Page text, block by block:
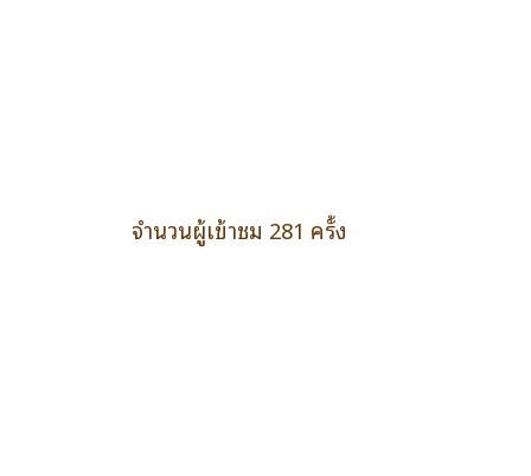
จำนวนผู้เข้าชม 281 ครั้ง